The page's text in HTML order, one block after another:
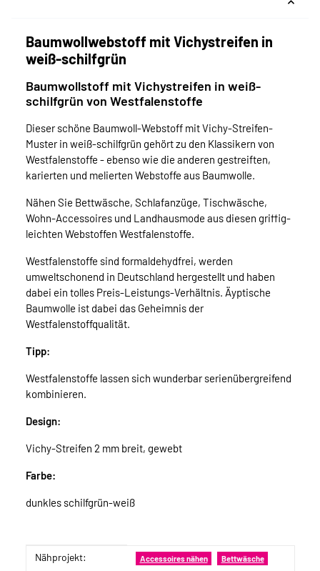
Baumwollwebstoff mit Vichystreifen in
weiß-schilfgrün
Baumwollstoff mit Vichystreifen in weiß-
schilfgrün von Westfalenstoffe
Dieser schöne Baumwoll-Webstoff mit Vichy-Streifen-
Muster in weiß-schilfgrün gehört zu den Klassikern von
Westfalenstoffe - ebenso wie die anderen gestreiften,
karierten und melierten Webstoffe aus Baumwolle.
Nähen Sie Bettwäsche, Schlafanzüge, Tischwäsche,
Wohn-Accessoires und Landhausmode aus diesen griffig-
leichten Webstoffen Westfalenstoffe.
Westfalenstoffe sind formaldehydfrei, werden
umweltschonend in Deutschland hergestellt und haben
dabei ein tolles Preis-Leistungs-Verhältnis. Äyptische
Baumwolle ist dabei das Geheimnis der
Westfalenstoffqualität.
Tipp:
Westfalenstoffe lassen sich wunderbar serienübergreifend
kombinieren.
Design:
Vichy-Streifen 2 mm breit, gewebt
Farbe:
dunkles schilfgrün-weiß
Produkteigenschaft
Wert
Nähprojekt: Accessoires nähen Bettwäsche